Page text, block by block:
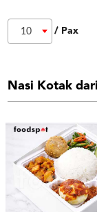
10 / Pax
Nasi Kotak